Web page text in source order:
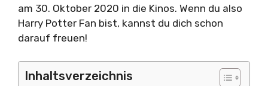
am 30. Oktober 2020 in die Kinos. Wenn du also
Harry Potter Fan bist, kannst du dich schon
darauf freuen!
Inhaltsverzeichnis